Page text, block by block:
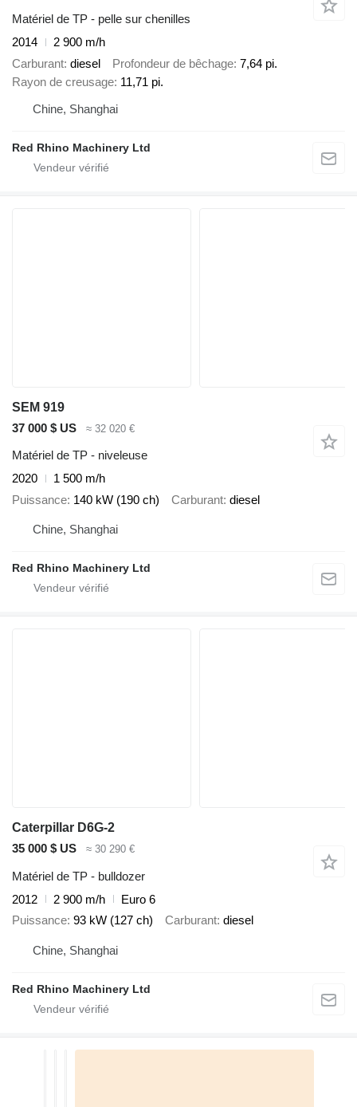
Matériel de TP - pelle sur chenilles
2014
2 900 m/h
Carburant diesel Profondeur de bêchage 7,64 pi.
Rayon de creusage 11,71 pi.
Chine, Shanghai
Red Rhino Machinery Ltd
SEM 919
37 000 $ US
≈ 32 020 €
Matériel de TP - niveleuse
2020
1 500 m/h
Puissance 140 kW (190 ch) Carburant diesel
Chine, Shanghai
Red Rhino Machinery Ltd
Caterpillar D6G-2
35 000 $ US
≈ 30 290 €
Matériel de TP - bulldozer
2012
2 900 m/h
Euro 6
Puissance 93 kW (127 ch) Carburant diesel
Chine, Shanghai
Red Rhino Machinery Ltd